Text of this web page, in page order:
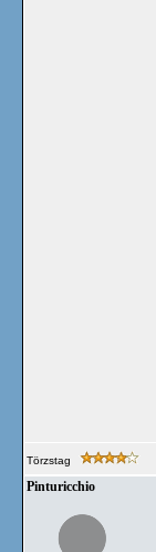
Törzstag
Pinturicchio